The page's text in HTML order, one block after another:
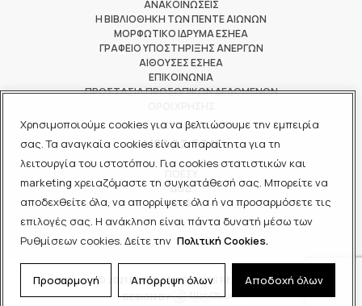
Χρησιμοποιούμε cookies για να βελτιώσουμε την εμπειρία
σας. Τα αναγκαία cookies είναι απαραίτητα για τη
λειτουργία του ιστοτόπου. Για cookies στατιστικών και
marketing χρειαζόμαστε τη συγκατάθεσή σας. Μπορείτε να
αποδεχθείτε όλα, να απορρίψετε όλα ή να προσαρμόσετε τις
επιλογές σας. Η ανάκληση είναι πάντα δυνατή μέσω των
Ρυθμίσεων cookies. Δείτε την Πολιτική Cookies.
Προσαρμογή Απόρριψη όλων Αποδοχή όλων
ΑΝΑΚΟΙΝΩΣΕΙΣ
Η ΒΙΒΛΙΟΘΗΚΗ ΤΩΝ ΠΕΝΤΕ ΑΙΩΝΩΝ
ΜΟΡΦΩΤΙΚΟ ΙΔΡΥΜΑ ΕΣΗΕΑ
ΓΡΑΦΕΙΟ ΥΠΟΣΤΗΡΙΞΗΣ ΑΝΕΡΓΩΝ
ΑΙΘΟΥΣΕΣ ΕΣΗΕΑ
ΕΠΙΚΟΙΝΩΝΙΑ
ΠΡΟΣΤΑΣΙΑ ΠΡΟΣΩΠΙΚΩΝ ΔΕΔΟΜΕΝΩΝ
ΜΕΛΟΣ ΤΩΝ
ΔΟΔ
ΕΟΔ
© 2021 ΕΣΗΕΑ - ALL RIGHTS RESERVED
DESIGN BY